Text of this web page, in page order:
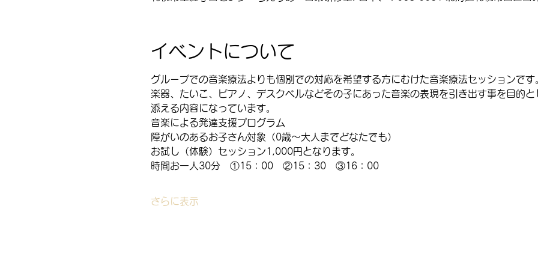
イベントについて
グループでの音楽療法よりも個別での対応を希望する方にむけた音楽療法セッションです
楽器、たいこ、ピアノ、デスクベルなどその子にあった音楽の表現を引き出す事を目的
添える内容になっています。
音楽による発達支援プログラム
障がいのあるお子さん対象（0歳～大人までどなたでも）
お試し（体験）セッション1,000円となります。
時間お一人30分　①15：00　②15：30　③16：00
さらに表示